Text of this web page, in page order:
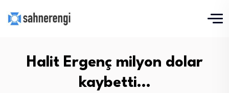
Halit Ergenç milyon dolar
kaybetti…